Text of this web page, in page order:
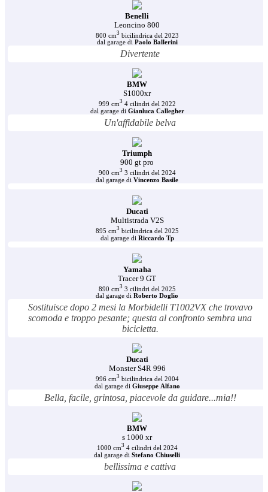
Benelli
Leoncino 800
800 cm3 bicilindrica del 2023
dal garage di Paolo Ballerini
Divertente
BMW
S1000xr
999 cm3 4 cilindri del 2022
dal garage di Gianluca Callegher
Un'affidabile belva
Triumph
900 gt pro
900 cm3 3 cilindri del 2024
dal garage di Vincenzo Basile
Ducati
Multistrada V2S
895 cm3 bicilindrica del 2025
dal garage di Riccardo Tp
Yamaha
Tracer 9 GT
890 cm3 3 cilindri del 2025
dal garage di Roberto Doglio
Sostituisce dopo 2 mesi la Morbidelli T1002VX che trovavo
scomoda e troppo pesante; questa al confronto sembra una
bicicletta.
Ducati
Monster S4R 996
996 cm3 bicilindrica del 2004
dal garage di Giuseppe Alfano
Bella, facile, grintosa, piacevole da guidare...mia!!
BMW
s 1000 xr
1000 cm3 4 cilindri del 2024
dal garage di Stefano Chiuselli
bellissima e cattiva